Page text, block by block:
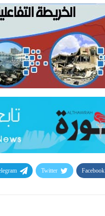
Facebook
Twitter